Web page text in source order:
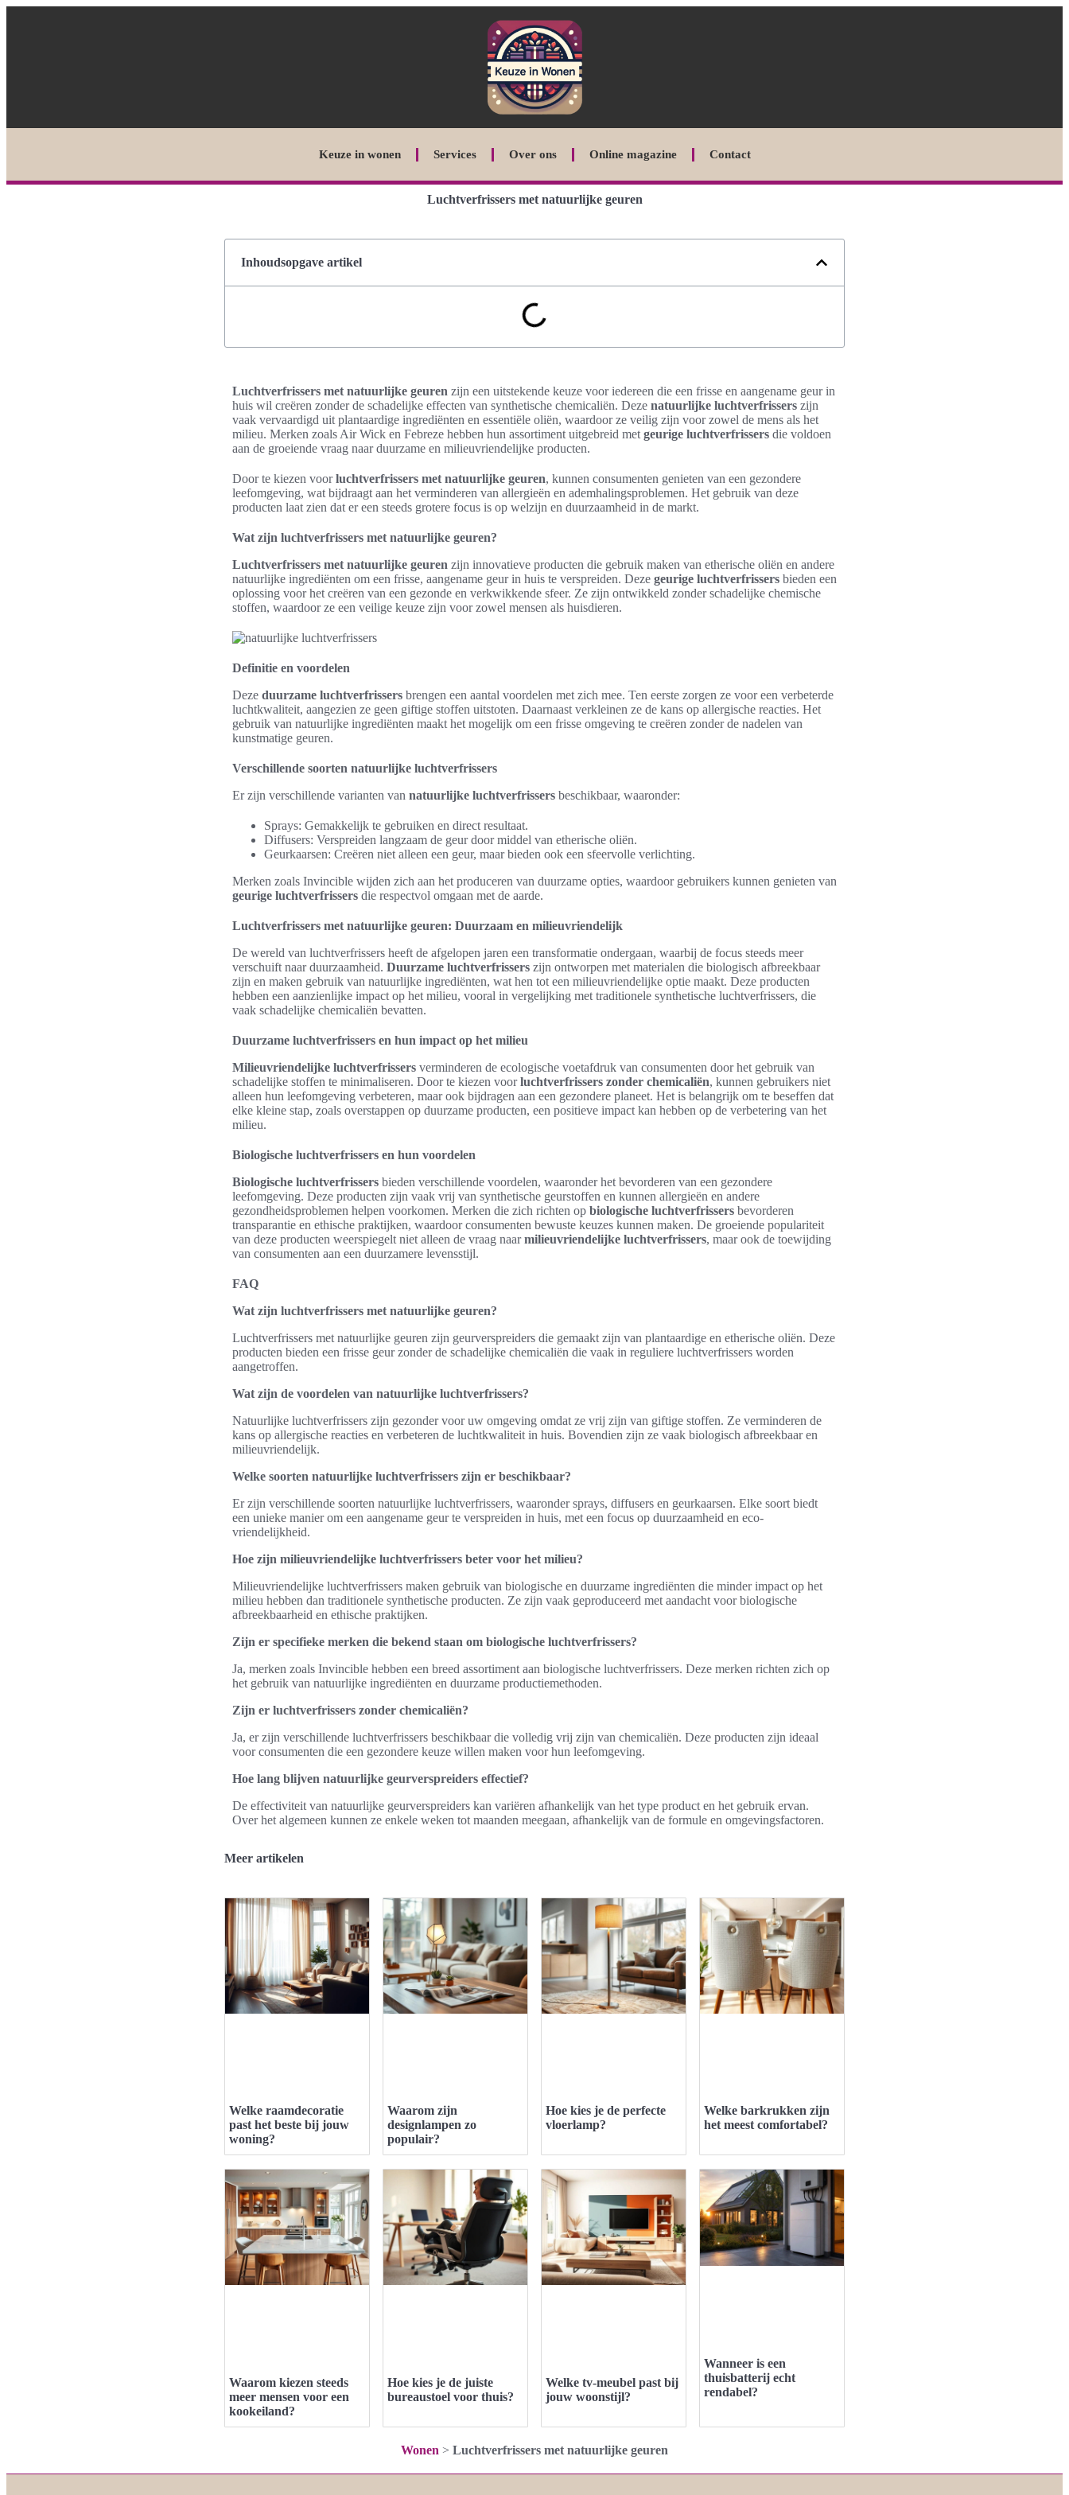
Keuze in wonen Services Over ons Online magazine Contact
Luchtverfrissers met natuurlijke geuren
Inhoudsopgave artikel
Luchtverfrissers met natuurlijke geuren zijn een uitstekende keuze voor iedereen die een frisse en aangename geur in
huis wil creëren zonder de schadelijke effecten van synthetische chemicaliën. Deze natuurlijke luchtverfrissers zijn
vaak vervaardigd uit plantaardige ingrediënten en essentiële oliën, waardoor ze veilig zijn voor zowel de mens als het
milieu. Merken zoals Air Wick en Febreze hebben hun assortiment uitgebreid met geurige luchtverfrissers die voldoen
aan de groeiende vraag naar duurzame en milieuvriendelijke producten.
Door te kiezen voorluchtverfrissers met natuurlijke geuren, kunnen consumenten genieten van een gezondere
leefomgeving, wat bijdraagt aan het verminderen van allergieën en ademhalingsproblemen. Het gebruik van deze
producten laat zien dat er een steeds grotere focus is op welzijn en duurzaamheid in de markt.
Wat zijn luchtverfrissers met natuurlijke geuren?
Luchtverfrissers met natuurlijke geuren zijn innovatieve producten die gebruik maken van etherische oliën en andere
natuurlijke ingrediënten om een frisse, aangename geur in huis te verspreiden. Deze geurige luchtverfrissers bieden een
oplossing voor het creëren van een gezonde en verkwikkende sfeer. Ze zijn ontwikkeld zonder schadelijke chemische
stoffen, waardoor ze een veilige keuze zijn voor zowel mensen als huisdieren.
Definitie en voordelen
Deze duurzame luchtverfrissers brengen een aantal voordelen met zich mee. Ten eerste zorgen ze voor een verbeterde
luchtkwaliteit, aangezien ze geen giftige stoffen uitstoten. Daarnaast verkleinen ze de kans op allergische reacties. Het
gebruik van natuurlijke ingrediënten maakt het mogelijk om een frisse omgeving te creëren zonder de nadelen van
kunstmatige geuren.
Verschillende soorten natuurlijke luchtverfrissers
Er zijn verschillende varianten van natuurlijke luchtverfrissers beschikbaar, waaronder:
Sprays: Gemakkelijk te gebruiken en direct resultaat.
Diffusers: Verspreiden langzaam de geur door middel van etherische oliën.
Geurkaarsen: Creëren niet alleen een geur, maar bieden ook een sfeervolle verlichting.
Merken zoals Invincible wijden zich aan het produceren van duurzame opties, waardoor gebruikers kunnen genieten van
geurige luchtverfrissers die respectvol omgaan met de aarde.
Luchtverfrissers met natuurlijke geuren: Duurzaam en milieuvriendelijk
De wereld van luchtverfrissers heeft de afgelopen jaren een transformatie ondergaan, waarbij de focus steeds meer
verschuift naar duurzaamheid. Duurzame luchtverfrissers zijn ontworpen met materialen die biologisch afbreekbaar
zijn en maken gebruik van natuurlijke ingrediënten, wat hen tot een milieuvriendelijke optie maakt. Deze producten
hebben een aanzienlijke impact op het milieu, vooral in vergelijking met traditionele synthetische luchtverfrissers, die
vaak schadelijke chemicaliën bevatten.
Duurzame luchtverfrissers en hun impact op het milieu
Milieuvriendelijke luchtverfrissers verminderen de ecologische voetafdruk van consumenten door het gebruik van
schadelijke stoffen te minimaliseren. Door te kiezen voorluchtverfrissers zonder chemicaliën, kunnen gebruikers niet
alleen hun leefomgeving verbeteren, maar ook bijdragen aan een gezondere planeet. Het is belangrijk om te beseffen dat
elke kleine stap, zoals overstappen op duurzame producten, een positieve impact kan hebben op de verbetering van het
milieu.
Biologische luchtverfrissers en hun voordelen
Biologische luchtverfrissers bieden verschillende voordelen, waaronder het bevorderen van een gezondere
leefomgeving. Deze producten zijn vaak vrij van synthetische geurstoffen en kunnen allergieën en andere
gezondheidsproblemen helpen voorkomen. Merken die zich richten op biologische luchtverfrissers bevorderen
transparantie en ethische praktijken, waardoor consumenten bewuste keuzes kunnen maken. De groeiende populariteit
van deze producten weerspiegelt niet alleen de vraag naarmilieuvriendelijke luchtverfrissers, maar ook de toewijding
van consumenten aan een duurzamere levensstijl.
FAQ
Wat zijn luchtverfrissers met natuurlijke geuren?
Luchtverfrissers met natuurlijke geuren zijn geurverspreiders die gemaakt zijn van plantaardige en etherische oliën. Deze
producten bieden een frisse geur zonder de schadelijke chemicaliën die vaak in reguliere luchtverfrissers worden
aangetroffen.
Wat zijn de voordelen van natuurlijke luchtverfrissers?
Natuurlijke luchtverfrissers zijn gezonder voor uw omgeving omdat ze vrij zijn van giftige stoffen. Ze verminderen de
kans op allergische reacties en verbeteren de luchtkwaliteit in huis. Bovendien zijn ze vaak biologisch afbreekbaar en
milieuvriendelijk.
Welke soorten natuurlijke luchtverfrissers zijn er beschikbaar?
Er zijn verschillende soorten natuurlijke luchtverfrissers, waaronder sprays, diffusers en geurkaarsen. Elke soort biedt
een unieke manier om een aangename geur te verspreiden in huis, met een focus op duurzaamheid en eco-
vriendelijkheid.
Hoe zijn milieuvriendelijke luchtverfrissers beter voor het milieu?
Milieuvriendelijke luchtverfrissers maken gebruik van biologische en duurzame ingrediënten die minder impact op het
milieu hebben dan traditionele synthetische producten. Ze zijn vaak geproduceerd met aandacht voor biologische
afbreekbaarheid en ethische praktijken.
Zijn er specifieke merken die bekend staan om biologische luchtverfrissers?
Ja, merken zoals Invincible hebben een breed assortiment aan biologische luchtverfrissers. Deze merken richten zich op
het gebruik van natuurlijke ingrediënten en duurzame productiemethoden.
Zijn er luchtverfrissers zonder chemicaliën?
Ja, er zijn verschillende luchtverfrissers beschikbaar die volledig vrij zijn van chemicaliën. Deze producten zijn ideaal
voor consumenten die een gezondere keuze willen maken voor hun leefomgeving.
Hoe lang blijven natuurlijke geurverspreiders effectief?
De effectiviteit van natuurlijke geurverspreiders kan variëren afhankelijk van het type product en het gebruik ervan.
Over het algemeen kunnen ze enkele weken tot maanden meegaan, afhankelijk van de formule en omgevingsfactoren.
Meer artikelen
Welke raamdecoratie
past het beste bij jouw
woning?
Waarom zijn
designlampen zo
populair?
Hoe kies je de perfecte
vloerlamp?
Welke barkrukken zijn
het meest comfortabel?
Waarom kiezen steeds
meer mensen voor een
kookeiland?
Hoe kies je de juiste
bureaustoel voor thuis?
Welke tv-meubel past bij
jouw woonstijl?
Wanneer is een
thuisbatterij echt
rendabel?
Wonen > Luchtverfrissers met natuurlijke geuren